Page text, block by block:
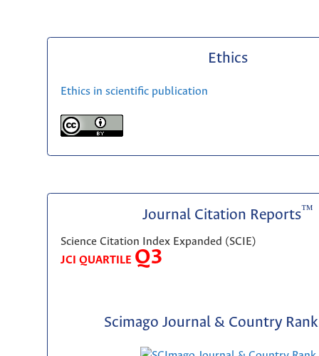
Ethics
Ethics in scientific publication
Journal Citation Reports™
Science Citation Index Expanded (SCIE)
JCI QUARTILE Q3
Scimago Journal & Country Rank